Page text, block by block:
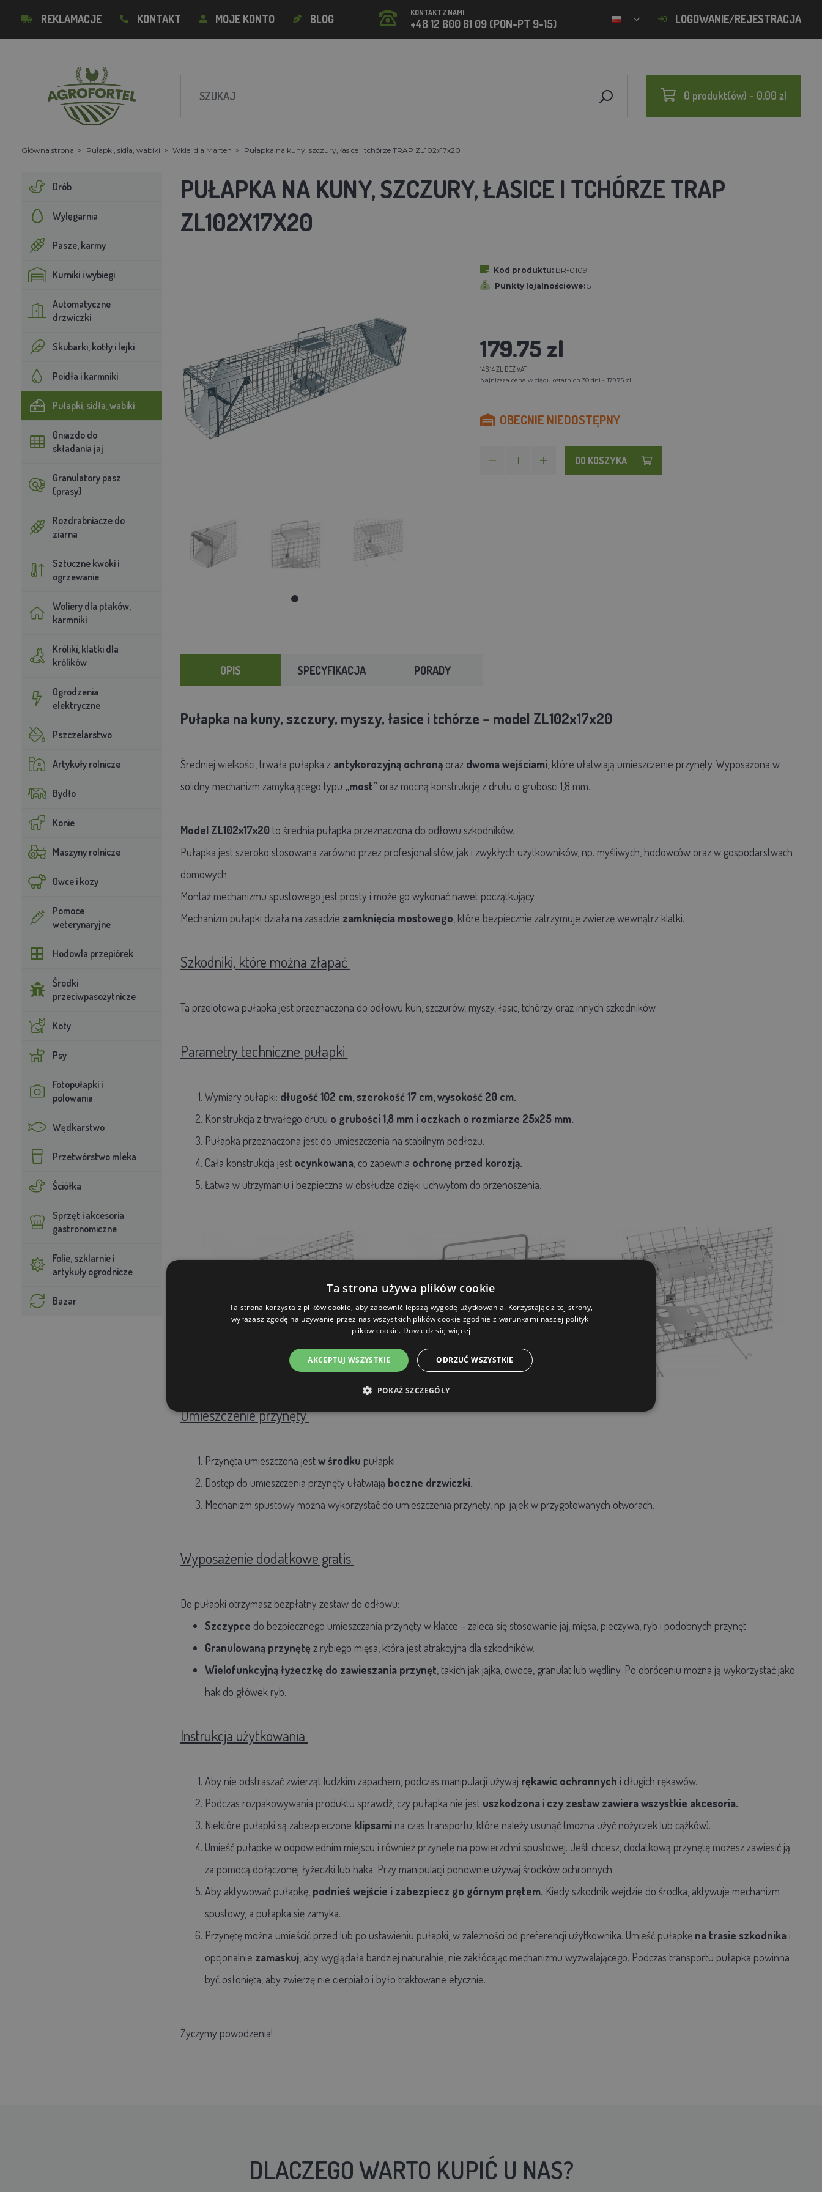
REKLAMACJE KONTAKT MOJE KONTO BLOG KONTAKT Z NAMI
+48 12 600 61 09 (PON-PT 9-15) LOGOWANIE/REJESTRACJA
0 produkt(ów) - 0.00 zl
Główna strona Pułapki, sidła, wabiki Wklej dla Marten Pułapka na kuny, szczury, łasice i tchórze TRAP ZL102x17x20
Drób
Wylęgarnia
Pasze, karmy
Kurniki i wybiegi
Automatyczne
drzwiczki
Skubarki, kotły i lejki
Poidła i karmniki
Pułapki, sidła, wabiki
Gniazdo do
składania jaj
Granulatory pasz
(prasy)
Rozdrabniacze do
ziarna
Sztuczne kwoki i
ogrzewanie
Woliery dla ptaków,
karmniki
Króliki, klatki dla
królików
Ogrodzenia
elektryczne
Pszczelarstwo
Artykuły rolnicze
Bydło
Konie
Maszyny rolnicze
Owce i kozy
Pomoce
weterynaryjne
Hodowla przepiórek
Środki
przeciwpasożytnicze
Koty
Psy
Fotopułapki i
polowania
Wędkarstwo
Przetwórstwo mleka
Ściółka
Sprzęt i akcesoria
gastronomiczne
Folie, szklarnie i
artykuły ogrodnicze
Bazar
PUŁAPKA NA KUNY, SZCZURY, ŁASICE I TCHÓRZE TRAP
ZL102X17X20
Kod produktu: BR-0109
Punkty lojalnościowe: 5
179.75 zl
146.14 ZL BEZ VAT
Najniższa cena w ciągu ostatnich 30 dni - 179.75 zl
OBECNIE NIEDOSTĘPNY
DO KOSZYKA
OPIS SPECYFIKACJA PORADY
Pułapka na kuny, szczury, myszy, łasice i tchórze – model ZL102x17x20
Średniej wielkości, trwała pułapka z antykorozyjną ochronąoraz dwoma wejściami, które ułatwiają umieszczenie przynęty. Wyposażona w
solidny mechanizm zamykającego typu „most”oraz mocną konstrukcję z drutu o grubości 1,8 mm.
Model ZL102x17x20to średnia pułapka przeznaczona do odłowu szkodników.
Pułapka jest szeroko stosowana zarówno przez profesjonalistów, jak i zwykłych użytkowników, np. myśliwych, hodowców oraz w gospodarstwach
domowych.
Montaż mechanizmu spustowego jest prosty i może go wykonać nawet początkujący.
Mechanizm pułapki działa na zasadzie zamknięcia mostowego , które bezpiecznie zatrzymuje zwierzę wewnątrz klatki.
Szkodniki, które można złapać
Ta przelotowa pułapka jest przeznaczona do odłowu kun, szczurów, myszy, łasic, tchórzy oraz innych szkodników.
Parametry techniczne pułapki
Wymiary pułapki: długość 102 cm, szerokość 17 cm, wysokość 20 cm.
Konstrukcja z trwałego drutu o grubości 1,8 mm i oczkach o rozmiarze 25x25 mm.
Pułapka przeznaczona jest do umieszczenia na stabilnym podłożu.
Cała konstrukcja jest ocynkowana, co zapewnia ochronę przed korozją.
Łatwa w utrzymaniu i bezpieczna w obsłudze dzięki uchwytom do przenoszenia.
Umieszczenie przynęty
Przynęta umieszczona jestw środku pułapki.
Dostęp do umieszczenia przynęty ułatwiają boczne drzwiczki.
Mechanizm spustowy można wykorzystać do umieszczenia przynęty, np. jajek w przygotowanych otworach.
Wyposażenie dodatkowe gratis
Do pułapki otrzymasz bezpłatny zestaw do odłowu:
Szczypce do bezpiecznego umieszczania przynęty w klatce – zaleca się stosowanie jaj, mięsa, pieczywa, ryb i podobnych przynęt.
Granulowaną przynętę z rybiego mięsa, która jest atrakcyjna dla szkodników.
Wielofunkcyjną łyżeczkę do zawieszania przynęt , takich jak jajka, owoce, granulat lub wędliny. Po obróceniu można ją wykorzystać jako
hak do główek ryb.
Instrukcja użytkowania
Aby nie odstraszać zwierząt ludzkim zapachem, podczas manipulacji używaj rękawic ochronnych i długich rękawów.
Podczas rozpakowywania produktu sprawdź, czy pułapka nie jest uszkodzonai czy zestaw zawiera wszystkie akcesoria.
Niektóre pułapki są zabezpieczone klipsamina czas transportu, które należy usunąć (można użyć nożyczek lub cążków).
Umieść pułapkę w odpowiednim miejscu i również przynętę na powierzchni spustowej. Jeśli chcesz, dodatkową przynętę możesz zawiesić ją
za pomocą dołączonej łyżeczki lub haka. Przy manipulacji ponownie używaj środków ochronnych.
Aby aktywować pułapkę, podnieś wejście i zabezpiecz go górnym prętem. Kiedy szkodnik wejdzie do środka, aktywuje mechanizm
spustowy, a pułapka się zamyka.
Przynętę można umieścić przed lub po ustawieniu pułapki, w zależności od preferencji użytkownika. Umieść pułapkę na trasie szkodnikai
opcjonalnie zamaskuj, aby wyglądała bardziej naturalnie, nie zakłócając mechanizmu wyzwalającego. Podczas transportu pułapka powinna
być osłonięta, aby zwierzę nie cierpiało i było traktowane etycznie.
Życzymy powodzenia!
DLACZEGO WARTO KUPIĆ U NAS?
Ta strona używa plików cookie
Ta strona korzysta z plików cookie, aby zapewnić lepszą wygodę użytkowania. Korzystając z tej strony,
wyrażasz zgodę na używanie przez nas wszystkich plików cookie zgodnie z warunkami naszej polityki
plików cookie. Dowiedz się więcej
AKCEPTUJ WSZYSTKIE ODRZUĆ WSZYSTKIE
POKAŻ SZCZEGÓŁY